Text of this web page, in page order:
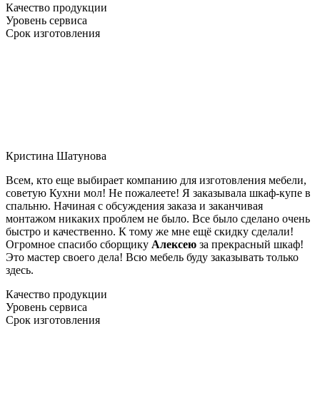
Качество продукции
Уровень сервиса
Срок изготовления
Кристина Шатунова
Всем, кто еще выбирает компанию для изготовления мебели,
советую Кухни мол! Не пожалеете! Я заказывала шкаф-купе в
спальню. Начиная с обсуждения заказа и заканчивая
монтажом никаких проблем не было. Все было сделано очень
быстро и качественно. К тому же мне ещё скидку сделали!
Огромное спасибо сборщику Алексею за прекрасный шкаф!
Это мастер своего дела! Всю мебель буду заказывать только
здесь.
Качество продукции
Уровень сервиса
Срок изготовления